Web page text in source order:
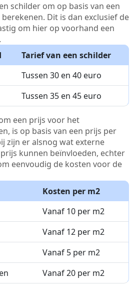
schilder om op basis van een
Dit is dan exclusief de
om hier op voorhand een
Tarief van een schilder
Tussen 30 en 40 euro
Tussen 35 en 45 euro
een prijs voor het
is op basis van een prijs per
zijn er alsnog wat externe
kunnen beïnvloeden, echter
eenvoudig de kosten voor de
Kosten per m2
Vanaf 10 per m2
Vanaf 12 per m2
Vanaf 5 per m2
Vanaf 20 per m2